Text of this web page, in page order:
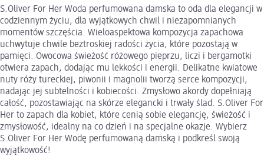
S.Oliver For Her Woda perfumowana damska to oda dla elegancji w
codziennym życiu, dla wyjątkowych chwil i niezapomnianych
momentów szczęścia. Wieloaspektowa kompozycja zapachowa
uchwytuje chwile beztroskiej radości życia, które pozostają w
pamięci. Owocowa świeżość różowego pieprzu, liczi i bergamotki
otwiera zapach, dodając mu lekkości i energii. Delikatne kwiatowe
nuty róży tureckiej, piwonii i magnolii tworzą serce kompozycji,
nadając jej subtelności i kobiecości. Zmysłowo akordy dopełniają
całość, pozostawiając na skórze elegancki i trwały ślad. S.Oliver For
Her to zapach dla kobiet, które cenią sobie elegancję, świeżość i
zmysłowość, idealny na co dzień i na specjalne okazje. Wybierz
S.Oliver For Her Wodę perfumowaną damską i podkreśl swoją
wyjątkowość!